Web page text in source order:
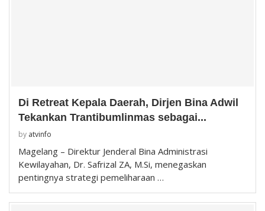
Di Retreat Kepala Daerah, Dirjen Bina Adwil
Tekankan Trantibumlinmas sebagai...
by atvinfo
Magelang – Direktur Jenderal Bina Administrasi
Kewilayahan, Dr. Safrizal ZA, M.Si, menegaskan
pentingnya strategi pemeliharaan …